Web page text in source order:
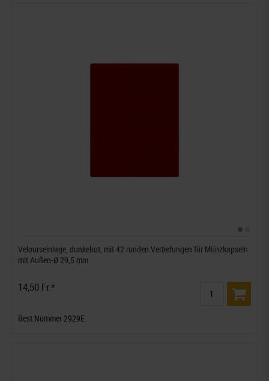
Velourseinlage, dunkelrot, mit 42 runden Vertiefungen für Münzkapseln
mit Außen-Ø 29,5 mm
14,50 Fr.*
Best.Nummer 2929E